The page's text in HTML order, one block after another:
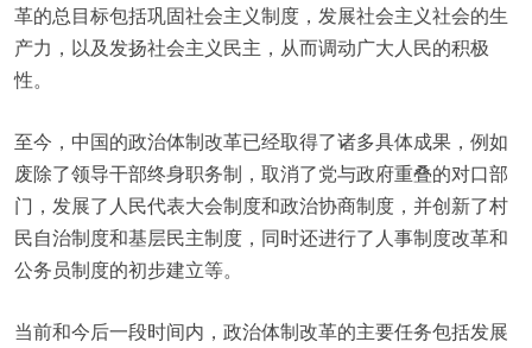
革的总目标包括巩固社会主义制度，发展社会主义社会的生
产力，以及发扬社会主义民主，从而调动广大人民的积极
性。
至今，中国的政治体制改革已经取得了诸多具体成果，例如
废除了领导干部终身职务制，取消了党与政府重叠的对口部
门，发展了人民代表大会制度和政治协商制度，并创新了村
民自治制度和基层民主制度，同时还进行了人事制度改革和
公务员制度的初步建立等。
当前和今后一段时间内，政治体制改革的主要任务包括发展